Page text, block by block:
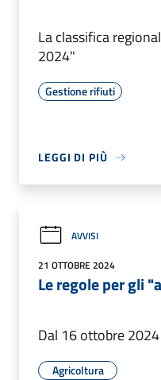
La classifica
2024"
Gestione rifiuti
LEGGI DI PIÙ
AVVISI
21 OTTOBRE 2024
Le regole per gli
Dal 16 ottobre 2024
Agricoltura